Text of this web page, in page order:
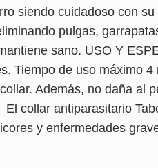
siendo cuidadoso con
pulgas,
sano. USO Y
Tiempo de uso máximo
Además, no daña al
collar antiparasitario
y enfermedades